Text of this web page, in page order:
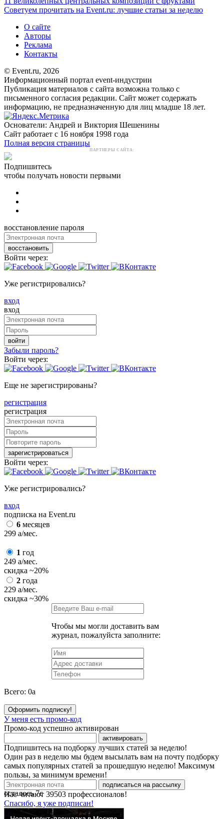
Советуем прочитать на Event.ru: лучшие статьи за неделю
О сайте
Авторы
Реклама
Контакты
© Event.ru, 2026
Информационный портал event-индустрии
Публикация материалов с сайта возможна только с
письменного согласия редакции. Сайт может содержать
информацию, не предназначенную для лиц младше 18 лет.
Основатели: Андрей и Виктория Шешенины
Сайт работает с 16 ноября 1998 года
Полная версия страницы
ПАРТНЕРЫ САЙТА:
Подпишитесь
чтобы получать новости первыми
восстановление пароля
восстановить
Войти через:
Уже регистрировались?
вход
вход
войти
Забыли пароль?
Войти через:
Еще не зарегистрированы?
регистрация
регистрация
зарегистрироваться
Войти через:
Уже регистрировались?
вход
подписка на Event.ru
6 месяцев
299 a/мес.
1 год
249 a/мес.
скидка ~20%
2 года
229 a/мес.
скидка ~30%
Чтобы мы могли доставить вам
журнал, пожалуйста заполните:
Всего: 0a
Оформить подписку!
У меня есть промо-код
Промо-код успешно активирован
активировать
Подпишитесь на подборку лучших статей за неделю!
Один раз в неделю мы будем высылать вам на почту подборку
самых популярных статей за прошедшую неделю! Максимум
пользы, за минимум времени!
подписаться на рассылку
Нас читают 39503 профессионалов!
Спасибо, я уже подписан!
осталось7с